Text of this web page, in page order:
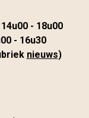
- 18u00
- 16u30
nieuws)